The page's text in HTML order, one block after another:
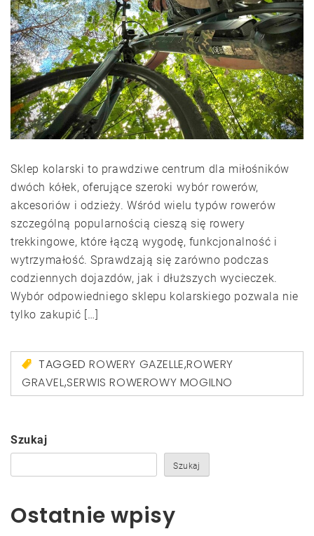
Sklep kolarski to prawdziwe centrum dla miłośników
dwóch kółek, oferujące szeroki wybór rowerów,
akcesoriów i odzieży. Wśród wielu typów rowerów
szczególną popularnością cieszą się rowery
trekkingowe, które łączą wygodę, funkcjonalność i
wytrzymałość. Sprawdzają się zarówno podczas
codziennych dojazdów, jak i dłuższych wycieczek.
Wybór odpowiedniego sklepu kolarskiego pozwala nie
tylko zakupić […]
TAGGEDROWERY GAZELLE,ROWERY
GRAVEL,SERWIS ROWEROWY MOGILNO
Szukaj
Szukaj
Ostatnie wpisy